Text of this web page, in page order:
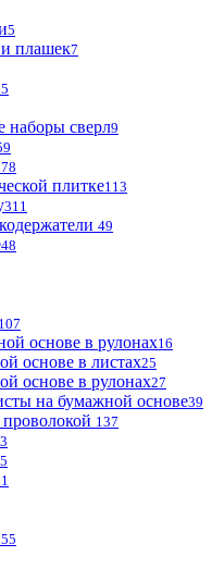
5
плашек7
5
наборы сверл9
плитке113
311
49
48
107
основе в рулонах16
основе в листах25
основе в рулонах27
на бумажной основе39
137
5
55